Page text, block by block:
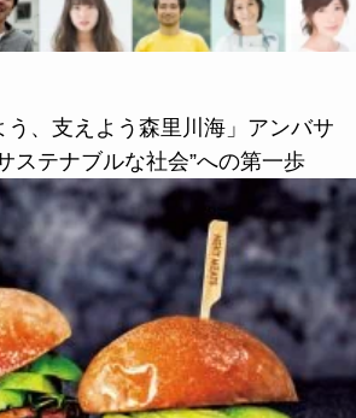
う、支えよう森里川海」アンバサ
ステナブルな社会”への第一歩